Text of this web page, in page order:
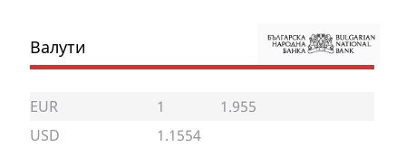
Валути
EUR 1
1.955
USD
1.1554